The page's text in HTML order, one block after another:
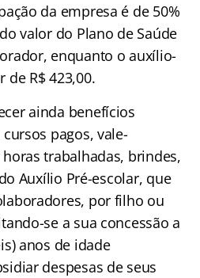
da empresa é de 50%
valor do Plano de Saúde
enquanto o auxílio-
R$ 423,00.
ainda benefícios
pagos, vale-
trabalhadas, brindes,
Auxílio Pré-escolar, que
por filho ou
se a sua concessão a
anos de idade
despesas de seus